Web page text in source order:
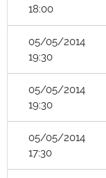
18:00
05/05/2014
19:30
05/05/2014
19:30
05/05/2014
17:30